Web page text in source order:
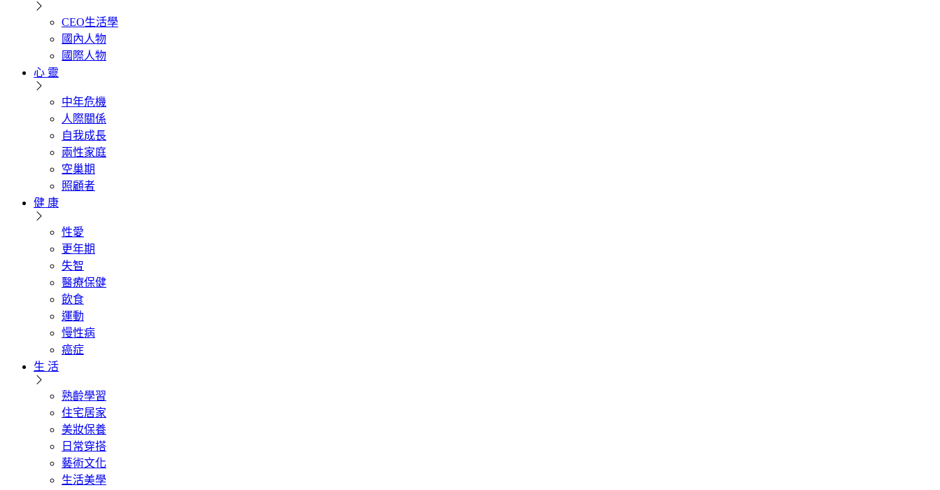
CEO生活學
國內人物
國際人物
心 靈
中年危機
人際關係
自我成長
兩性家庭
空巢期
照顧者
健 康
性愛
更年期
失智
醫療保健
飲食
運動
慢性病
癌症
生 活
熟齡學習
住宅居家
美妝保養
日常穿搭
藝術文化
生活美學